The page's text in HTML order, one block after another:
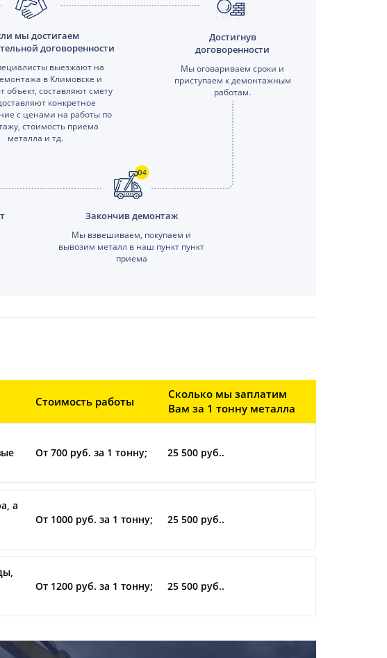
мы достигаем
договоренности
выезжают на
в Климовске и
объект, составляют смету
конкретное
с ценами на работы по
стоимость приема
металла и тд.
Достигнув
договоренности
Мы оговариваем сроки и
приступаем к демонтажным
работам.
Закончив демонтаж
Мы взвешиваем, покупаем и
вывозим металл в наш пункт пункт
приема
Стоимость работы
Сколько мы заплатим
Вам за 1 тонну металла
От 700 руб. за 1 тонну; 25 500 руб..
а
От 1000 руб. за 1 тонну; 25 500 руб..
От 1200 руб. за 1 тонну; 25 500 руб..